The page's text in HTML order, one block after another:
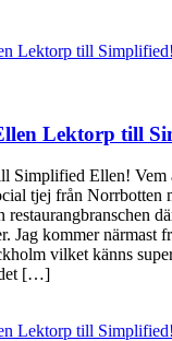
Lektorp till
Simplified Ellen! Vem
tjej från Norrbotten
restaurangbranschen
Jag kommer närmast
vilket känns
det […]